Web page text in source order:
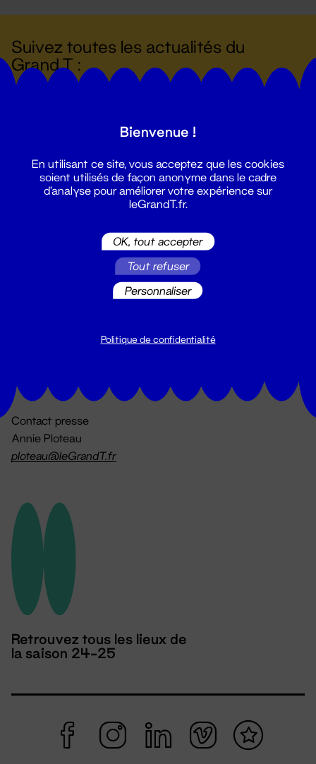
Suivez toutes les actualités du
Grand T :
billetterie@leGrandT.fr
Contact presse
Annie Ploteau
ploteau@leGrandT.fr
Retrouvez tous les lieux de
la saison 24-25
Bienvenue !
En utilisant ce site, vous acceptez que les cookies
soient utilisés de façon anonyme dans le cadre
d'analyse pour améliorer votre expérience sur
leGrandT.fr.
OK, tout accepter
Tout refuser
Personnaliser
Politique de confidentialité